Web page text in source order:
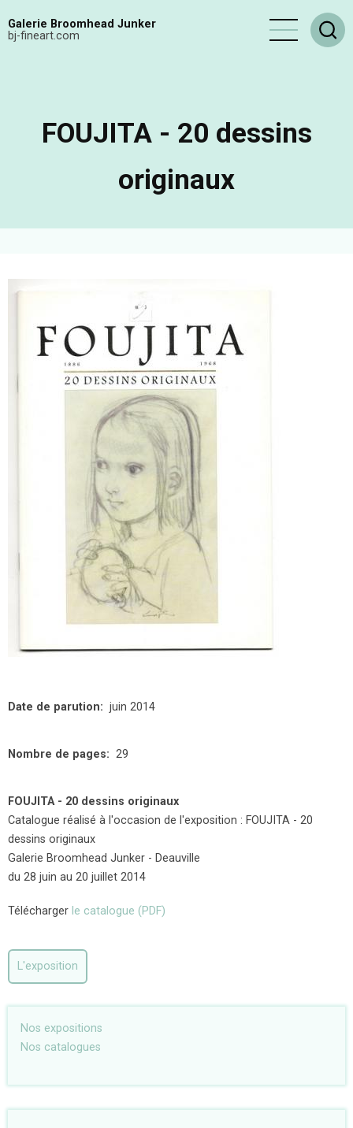
auGalerie Broomhead Junker
bj-fineart.com
FOUJITA - 20 dessins
originaux
Date de parution juin 2014
Nombre de pages 29
FOUJITA - 20 dessins originaux
Catalogue réalisé à l'occasion de l'exposition : FOUJITA - 20
dessins originaux
Galerie Broomhead Junker - Deauville
du 28 juin au 20 juillet 2014
Télécharger le catalogue (PDF)
L'exposition
Nos expositions
Nos catalogues